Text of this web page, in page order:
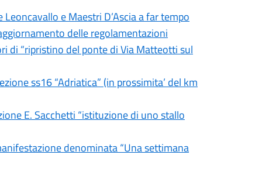
e Maestri D’Ascia a far tempo
delle regolamentazioni
di “ripristino del ponte di Via Matteotti sul
ss16 “Adriatica” (in prossimita’ del km
E. Sacchetti “istituzione di uno stallo
denominata “Una settimana